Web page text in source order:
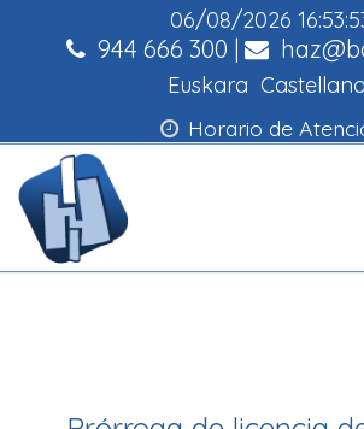
06/08/2026
944 666 300 |
Euskara Castellano
Horario de